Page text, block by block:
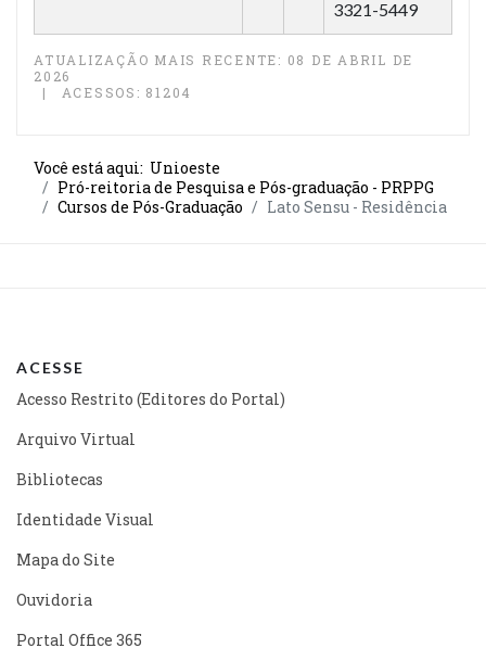
3321-5449
ATUALIZAÇÃO MAIS RECENTE: 08 DE ABRIL DE
2026
ACESSOS: 81204
Você está aqui: Unioeste
Pró-reitoria de Pesquisa e Pós-graduação - PRPPG
Cursos de Pós-Graduação
Lato Sensu - Residência
ACESSE
Acesso Restrito (Editores do Portal)
Arquivo Virtual
Bibliotecas
Identidade Visual
Mapa do Site
Ouvidoria
Portal Office 365